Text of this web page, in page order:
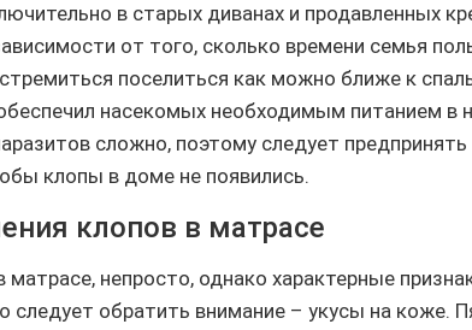
в старых диванах и продавленных
от того, сколько времени семья
поселиться как можно ближе к
насекомых необходимым питанием в
сложно, поэтому следует
клопы в доме не появились.
клопов в матрасе
матрасе, непросто, однако характерные
следует обратить внимание – укусы на коже.